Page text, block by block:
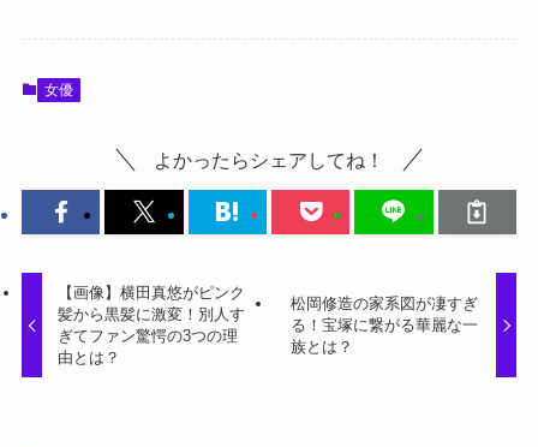
女優
よかったらシェアしてね！
【画像】横田真悠がピンク
髪から黒髪に激変！別人す
ぎてファン驚愕の3つの理
由とは？
松岡修造の家系図が凄すぎ
る！宝塚に繋がる華麗な一
族とは？